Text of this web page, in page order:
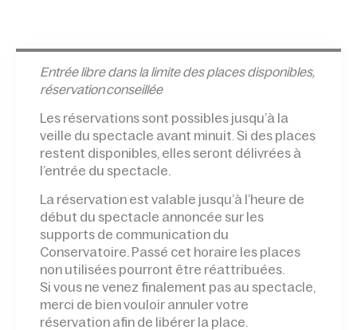
Entrée libre dans la limite des places disponibles,
réservation conseillée
Les réservations sont possibles jusqu’à la
veille du spectacle avant minuit. Si des places
restent disponibles, elles seront délivrées à
l’entrée du spectacle.
La réservation est valable jusqu’à l’heure de
début du spectacle annoncée sur les
supports de communication du
Conservatoire. Passé cet horaire les places
non utilisées pourront être réattribuées.
Si vous ne venez finalement pas au spectacle,
merci de bien vouloir annuler votre
réservation afin de libérer la place.